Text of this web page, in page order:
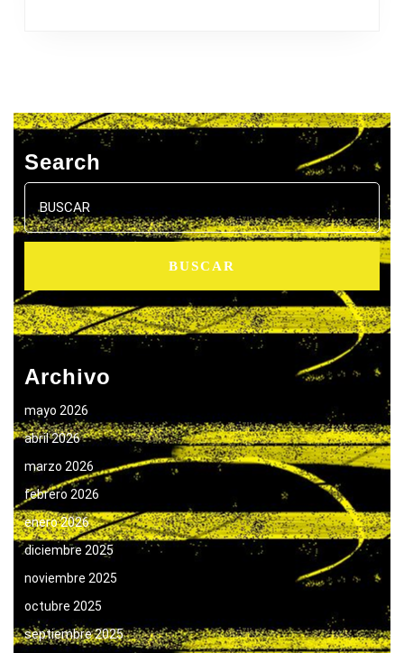
Search
Buscar:
Archivo
mayo 2026
abril 2026
marzo 2026
febrero 2026
enero 2026
diciembre 2025
noviembre 2025
octubre 2025
septiembre 2025